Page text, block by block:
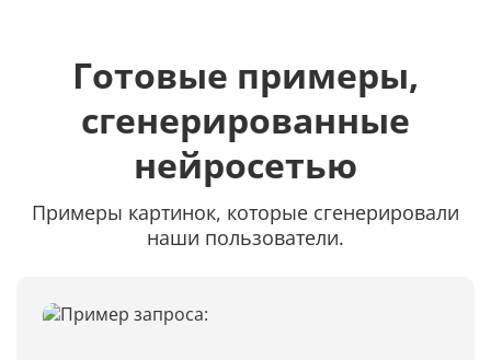
Готовые примеры,
сгенерированные
нейросетью
Примеры картинок, которые сгенерировали
наши пользователи.